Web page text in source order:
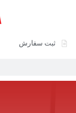
ثبت سفارش